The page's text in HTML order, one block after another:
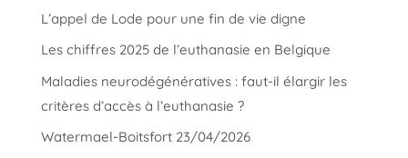
L’appel de Lode pour une fin de vie digne
Les chiffres 2025 de l’euthanasie en Belgique
Maladies neurodégénératives : faut-il élargir les
critères d’accès à l’euthanasie ?
Watermael-Boitsfort 23/04/2026